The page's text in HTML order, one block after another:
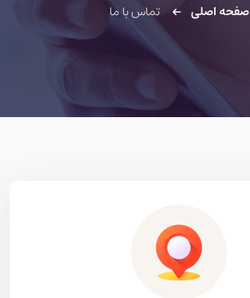
صفحه اصلی تماس با ما